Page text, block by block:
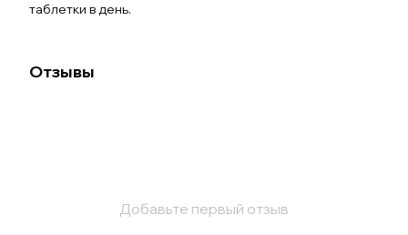
таблетки в день.
Отзывы
Добавьте первый отзыв